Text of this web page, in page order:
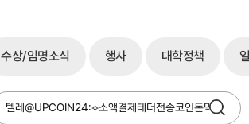
수상/임명소식 행사 대학정책